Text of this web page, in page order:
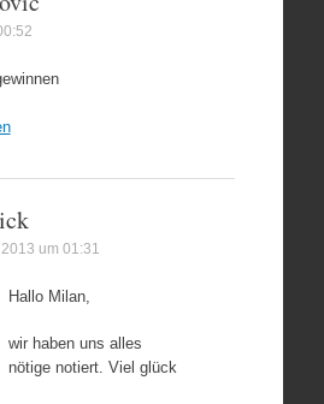
um 01:31
Hallo Milan,
wir haben uns alles
nötige notiert. Viel glück